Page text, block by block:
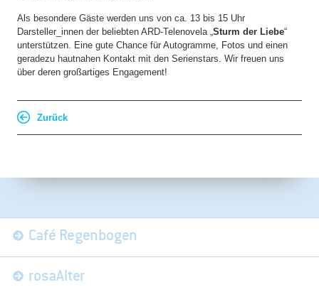
Als besondere Gäste werden uns von ca. 13 bis 15 Uhr
Darsteller_innen der beliebten ARD-Telenovela „Sturm der Liebe“
unterstützen. Eine gute Chance für Autogramme, Fotos und einen
geradezu hautnahen Kontakt mit den Serienstars. Wir freuen uns
über deren großartiges Engagement!
Zurück
überspringenCafé Regenbogen
rosaAlter